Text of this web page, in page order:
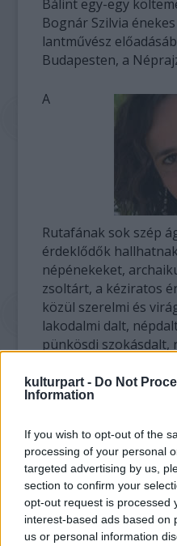
kulturpart - Do Not
Information
If you wish to opt-out of the
processing of your personal
targeted advertising by us,
section to confirm your
opt-out request is processed
interest-based ads based on
us or personal information
Bálint egy-egy
Bognár Szilvia
lantművész
Budapesten, a
A
Rutafának sok szép
érdeklődők
népénekeket,
zsoltárt, a kéziratos
közül szerelmi és
lakodalmi dalt,
pünkösdi szokásdalt,
A pengetős
vissza. A magyar
énekmondók, majd
históriás énekesek, a
énekmondók
pengetős, néha
hegedűvel és lírán is